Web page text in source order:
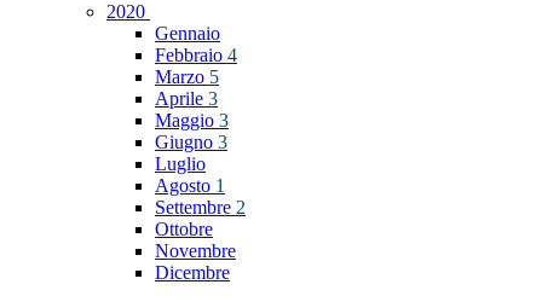
2020
Gennaio
Febbraio 4
Marzo 5
Aprile 3
Maggio 3
Giugno 3
Luglio
Agosto 1
Settembre 2
Ottobre
Novembre
Dicembre